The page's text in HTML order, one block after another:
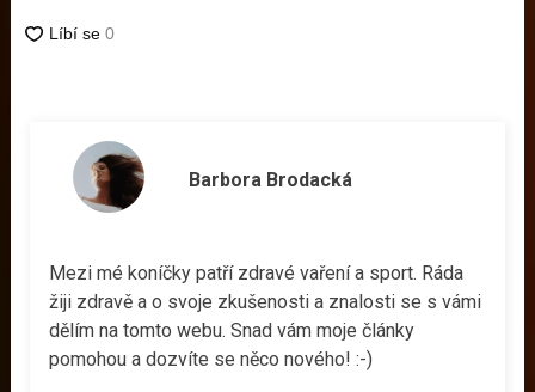
Barbora Brodacká
Mezi mé koníčky patří zdravé vaření a sport. Ráda
žiji zdravě a o svoje zkušenosti a znalosti se s vámi
dělím na tomto webu. Snad vám moje články
pomohou a dozvíte se něco nového! :-)